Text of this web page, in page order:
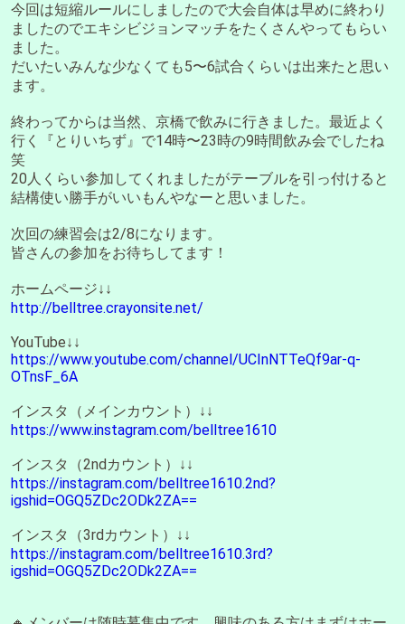
今回は短縮ルールにしましたので大会自体は早めに終わり
ましたのでエキシビジョンマッチをたくさんやってもらい
ました。
だいたいみんな少なくても5〜6試合くらいは出来たと思い
ます。
終わってからは当然、京橋で飲みに行きました。最近よく
行く『とりいちず』で14時〜23時の9時間飲み会でしたね
笑
20人くらい参加してくれましたがテーブルを引っ付けると
結構使い勝手がいいもんやなーと思いました。
次回の練習会は2/8になります。
皆さんの参加をお待ちしてます！
ホームページ↓↓
http://belltree.crayonsite.net/
YouTube↓↓
https://www.youtube.com/channel/UCInNTTeQf9ar-q-
OTnsF_6A
インスタ（メインカウント）↓↓
https://www.instagram.com/belltree1610
インスタ（2ndカウント）↓↓
https://instagram.com/belltree1610.2nd?
igshid=OGQ5ZDc2ODk2ZA==
インスタ（3rdカウント）↓↓
https://instagram.com/belltree1610.3rd?
igshid=OGQ5ZDc2ODk2ZA==